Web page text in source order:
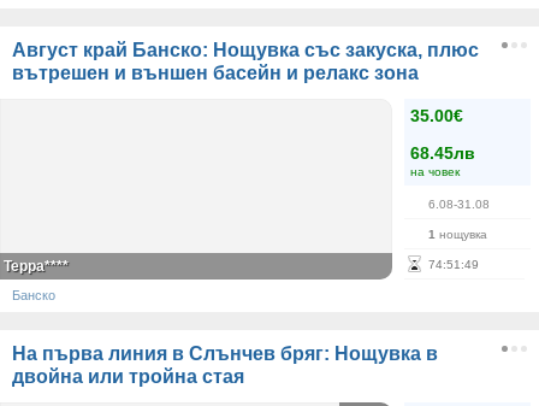
Август край Банско: Нощувка със закуска, плюс
вътрешен и външен басейн и релакс зона
35.00€
68.45лв
на човек
6.08-31.08
1 нощувка
74:51 :49
Терра****
Банско
На първа линия в Слънчев бряг: Нощувка в
двойна или тройна стая